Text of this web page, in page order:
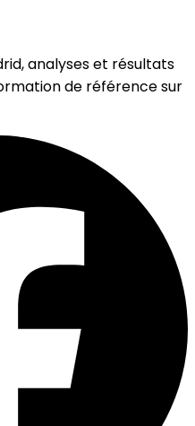
analyses et résultats
de référence sur